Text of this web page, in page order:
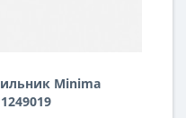
Minima